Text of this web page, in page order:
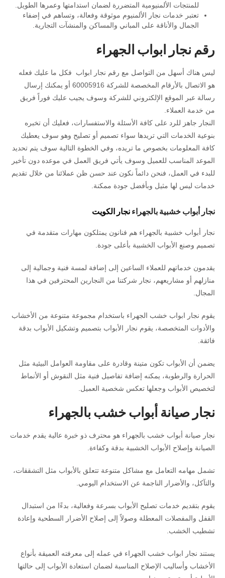
للمنتجات الألمنيومية المتضررة لضمان استدامتها وعمرها الطويل.
تعتبر خدمات نجار الألمنيوم موثوقة وفعالة، وتساهم في إضفاء
الجمال والأناقة على المباني والمساكن والمنشآت التجارية.
رقم نجار ابواب الجهراء
ليس هناك أسهل من التواصل مع رقم نجار ابواب فكل ما عليك فعله
هو الاتصال بالأرقام المخصصة للشركة 60005916 أو يمكنك إرسال
رسالة عبر الموقع الإلكتروني للشركة وسوف يجيب عليك فوراً فريق
من خدمة العملاء.
النجار جاهز للرد على كافة الأسئلة والاستفسارات، فعليك أن تخبره
بنوعية الخدمات التي تريدها سواء تصميم أو تصليح وهو سوف يعطيك
كافة المعلومات بخصوص ما تريده، وفي الخطوة التالية سوف يتم تحديد
الموعد المناسب للعميل وسوف يأتي فريق العمل في موعده دون تأخير
للبدء في العمل، فنحن دائماً نكون عند حسن ظن عملائنا من خلال تقديم
خدمات ليس لها مثيل وبأفضل جودة ممكنة.
نجار أبواب خشبية بالجهراءنجار الكويت
نجار أبواب خشبية بالجهراء هم فنانون يمتلكون مهارات متقدمة في
تصميم وصنع الأبواب الخشبية بأعلى جودة.
يقدمون خدماتهم للعملاء الساعين إلى إضافة لمسة فنية وجمالية إلى
منازلهم أو مشاريعهم، نجار شركتنا من النجارين المحترفين في هذا
المجال.
يقوم نجار ابواب خشب الجهراء باستخدام مجموعة متنوعة من الأخشاب
والأدوات المتخصصة، يقوم نجار الأبواب بتصميم وتشكيل الأبواب بدقة
فائقة.
يضمن أن الأبواب تكون متينة وقادرة على مقاومة العوامل البيئية مثل
الحرارة والرطوبة، يمكنه إضافة تفاصيل فنية مثل النقوش أو الأنماط
لتخصيص الأبواب وجعلها تعكس شخصية العميل.
نجار صيانة أبواب خشب بالجهراء
نجار صيانة أبواب خشب بالجهراء هو محترف ذو خبرة عالية يقدم خدمات
الصيانة وإصلاح الأبواب الخشبية بدقة وكفاءة.
تشمل مهامه التعامل مع مشاكل متنوعة تتعلق بالأبواب مثل التشققات،
والتآكل، والأضرار الناجمة عن الاستخدام اليومي.
يقوم بتقديم خدمات تصليح الأبواب بسرعة وفعالية، بدءًا من استبدال
القفل والمفصلات المعطلة وصولاً إلى إصلاح الأضرار السطحية وإعادة
تشطيب الخشب.
يستند نجار ابواب خشب الجهراء في عمله إلى معرفته العميقة بأنواع
الأخشاب وأساليب الإصلاح المناسبة لضمان استعادة الأبواب إلى حالتها